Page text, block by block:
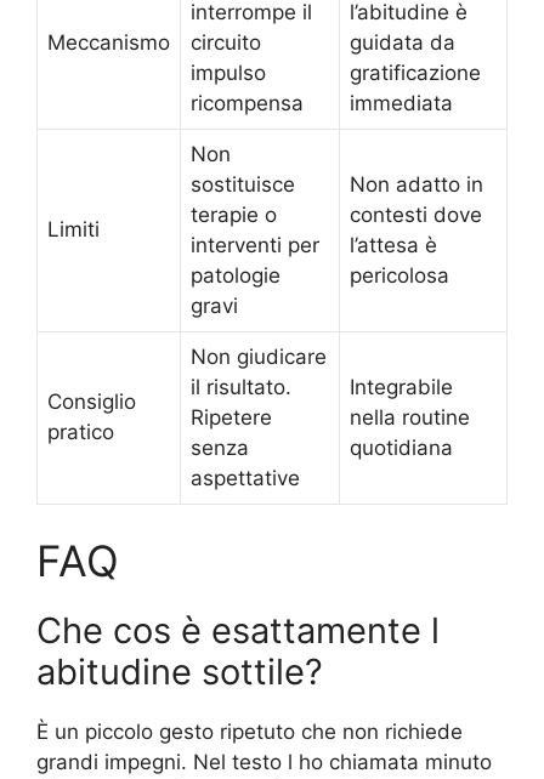
Meccanismo
interrompe il
circuito
impulso
ricompensa
l’abitudine è
guidata da
gratificazione
immediata
Limiti
Non
sostituisce
terapie o
interventi per
patologie
gravi
Non adatto in
contesti dove
l’attesa è
pericolosa
Consiglio
pratico
Non giudicare
il risultato.
Ripetere
senza
aspettative
Integrabile
nella routine
quotidiana
FAQ
Che cos è esattamente l
abitudine sottile?
È un piccolo gesto ripetuto che non richiede
grandi impegni. Nel testo l ho chiamata minuto